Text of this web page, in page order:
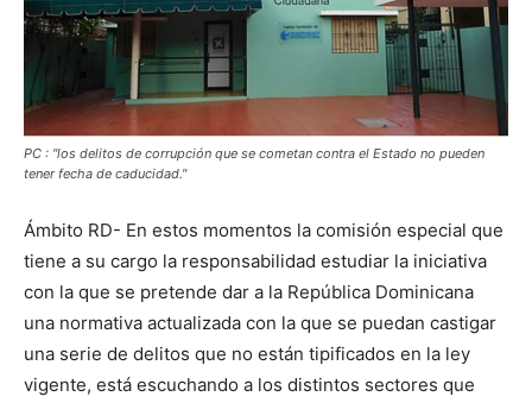
PC : "los delitos de corrupción que se cometan contra el Estado no pueden
tener fecha de caducidad."
Ámbito RD- En estos momentos la comisión especial que
tiene a su cargo la responsabilidad estudiar la iniciativa
con la que se pretende dar a la República Dominicana
una normativa actualizada con la que se puedan castigar
una serie de delitos que no están tipificados en la ley
vigente, está escuchando a los distintos sectores que